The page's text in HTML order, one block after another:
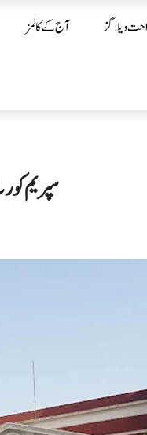
آج کے کالمز ویلاگز
سپریم